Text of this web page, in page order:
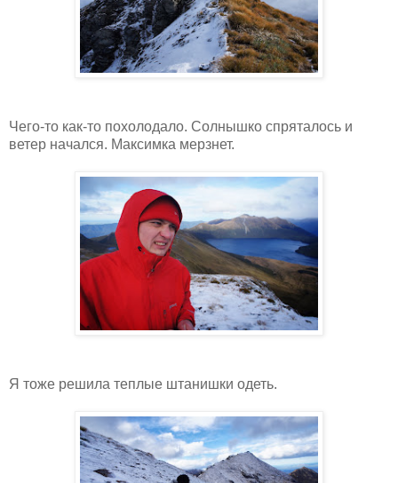
Чего-то как-то похолодало. Солнышко спряталось и
ветер начался. Максимка мерзнет.
Я тоже решила теплые штанишки одеть.